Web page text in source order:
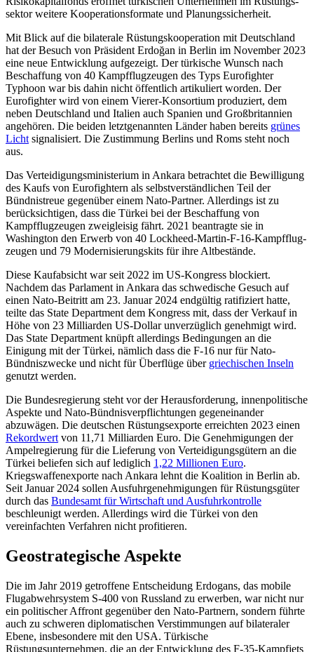
sektor weitere Kooperationsformate und Planungssicherheit.
Mit Blick auf die bilaterale Rüstungs­koope­ration mit Deutschland
hat der Besuch von Präsident Erdoğan in Berlin im No­vem­ber 2023
eine neue Entwicklung aufgezeigt. Der türkische Wunsch nach
Beschaffung von 40 Kampfflugzeugen des Typs Eurofighter
Typhoon war bis dahin nicht öffentlich artikuliert worden. Der
Eurofighter wird von einem Vierer-Konsor­tium produziert, dem
neben Deutschland und Italien auch Spanien und Großbritannien
angehören. Die beiden letztgenannten Länder haben bereits grünes
Licht signalisiert. Die Zustimmung Berlins und Roms steht noch
aus.
Das Verteidigungsministerium in Ankara betrachtet die Bewilligung
des Kaufs von Eurofightern als selbstverständlichen Teil der
Bündnistreue gegenüber einem Nato-Partner. Allerdings ist zu
berücksichtigen, dass die Türkei bei der Beschaffung von
Kampfflugzeugen zweigleisig fährt. 2021 beantragte sie in
Washington den Erwerb von 40 Lockheed-Martin-F-16-Kampfflug­
zeugen und 79 Modernisierungskits für ihre Altbestände.
Diese Kaufabsicht war seit 2022 im US-Kongress blockiert.
Nachdem das Parlament in Ankara das schwedische Gesuch auf
einen Nato-Beitritt am 23. Januar 2024 end­gültig ratifiziert hatte,
teilte das State Department dem Kongress mit, dass der Verkauf in
Höhe von 23 Milliarden US-Dol­lar unverzüglich genehmigt wird.
Das State Department knüpft allerdings Bedingungen an die
Einigung mit der Türkei, nämlich dass die F-16 nur für Nato-
Bündniszwecke und nicht für Überflüge über griechischen Inseln
genutzt werden.
Die Bundesregierung steht vor der Herausforderung, innenpolitische
Aspekte und Nato-Bündnisverpflichtungen gegeneinan­der
abzuwägen. Die deutschen Rüstungs­exporte erreichten 2023 einen
Rekordwert von 11,71 Milliarden Euro. Die Genehmi­gungen der
Ampelregierung für die Liefe­rung von Verteidigungsgütern an die
Türkei be­liefen sich auf lediglich 1,22 Millionen Euro.
Kriegswaffen­exporte nach Ankara lehnt die Koalition in Berlin ab.
Seit Januar 2024 sollen Ausfuhrgenehmigungen für Rüstungsgüter
durch das Bundesamt für Wirtschaft und Ausfuhrkontrolle
beschleunigt werden. Allerdings wird die Türkei von den
vereinfachten Verfahren nicht profitieren.
Geostrategische Aspekte
Die im Jahr 2019 getroffene Entscheidung Erdogans, das mobile
Flugabwehrsystem S‑400 von Russ­land zu erwerben, war nicht nur
ein politischer Affront gegenüber den Nato-Partnern, sondern führte
auch zu schweren diplomatischen Verstimmungen auf bi­late­raler
Ebene, insbesondere mit den USA. Türkische
Rüstungsunternehmen, die an der Entwicklung des F-35-Kampfjets